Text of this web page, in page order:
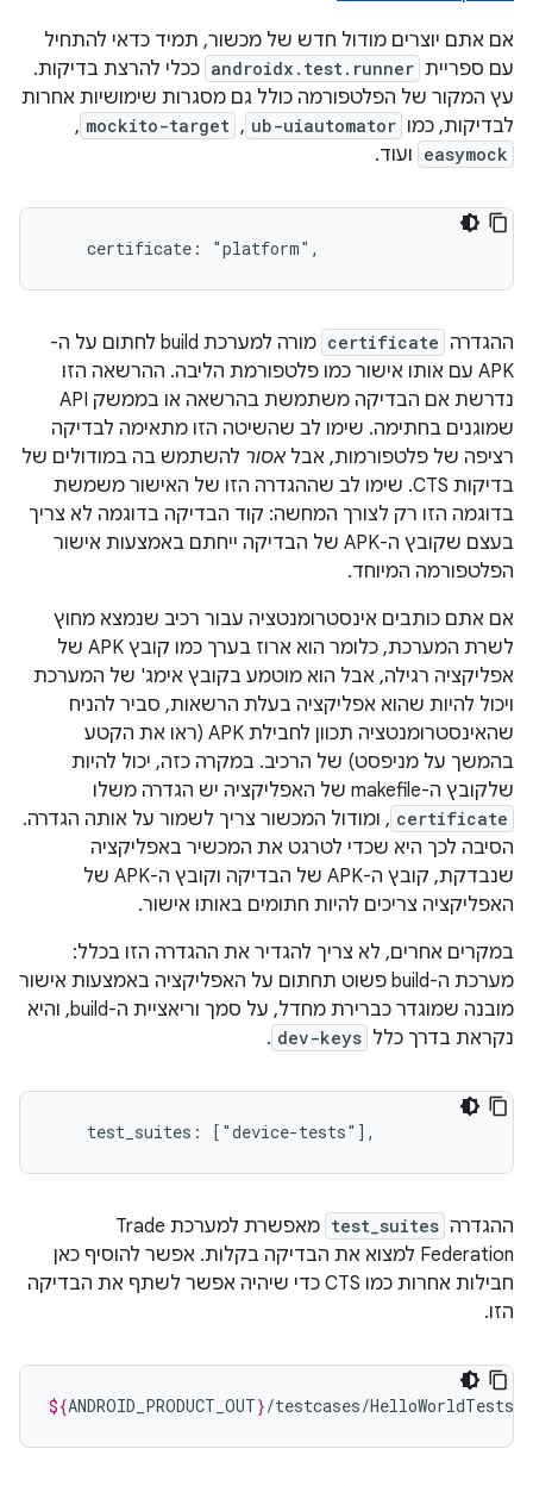
אם אתם יוצרים מודול חדש של מכשור, תמיד כדאי להתחיל
עם ספריית androidx.test.runner ככלי להרצת בדיקות.
עץ המקור של הפלטפורמה כולל גם מסגרות שימושיות אחרות
לבדיקות, כמו ub-uiautomator
,‏
mockito-target
,‏
easymock ועוד.
ההגדרה certificate
מורה למערכת build לחתום על ה-
APK עם אותו אישור כמו פלטפורמת הליבה. ההרשאה הזו
נדרשת אם הבדיקה משתמשת בהרשאה או בממשק API
שמוגנים בחתימה. שימו לב שהשיטה הזו מתאימה לבדיקה
רציפה של פלטפורמות, אבל אסור להשתמש בה במודולים של
בדיקות CTS. שימו לב שההגדרה הזו של האישור משמשת
בדוגמה הזו רק לצורך המחשה: קוד הבדיקה בדוגמה לא צריך
בעצם שקובץ ה-APK של הבדיקה ייחתם באמצעות אישור
הפלטפורמה המיוחד.
אם אתם כותבים אינסטרומנטציה עבור רכיב שנמצא מחוץ
לשרת המערכת, כלומר הוא ארוז בערך כמו קובץ APK של
אפליקציה רגילה, אבל הוא מוטמע בקובץ אימג' של המערכת
ויכול להיות שהוא אפליקציה בעלת הרשאות, סביר להניח
שהאינסטרומנטציה תכוון לחבילת APK (ראו את הקטע
בהמשך על מניפסט) של הרכיב. במקרה כזה, יכול להיות
שלקובץ ה-makefile של האפליקציה יש הגדרה משלו
certificate , ומודול המכשור צריך לשמור על אותה הגדרה.
הסיבה לכך היא שכדי לטרגט את המכשיר באפליקציה
שנבדקת, קובץ ה-APK של הבדיקה וקובץ ה-APK של
האפליקציה צריכים להיות חתומים באותו אישור.
במקרים אחרים, לא צריך להגדיר את ההגדרה הזו בכלל:
מערכת ה-build פשוט תחתום על האפליקציה באמצעות אישור
מובנה שמוגדר כברירת מחדל, על סמך וריאציית ה-build, והיא
נקראת בדרך כלל dev-keys
.
ההגדרה test_suites
מאפשרת למערכת Trade
Federation למצוא את הבדיקה בקלות. אפשר להוסיף כאן
חבילות אחרות כמו CTS כדי שיהיה אפשר לשתף את הבדיקה
הזו.
${ANDROID_PRODUCT_OUT}